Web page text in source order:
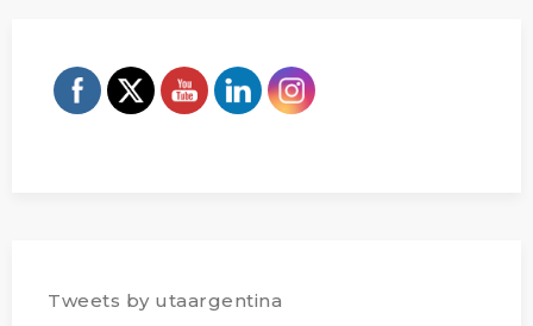
Tweets by utaargentina